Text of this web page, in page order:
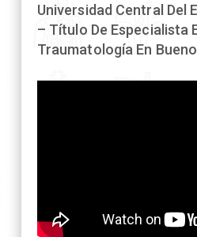
Universidad Central Del
– Título De Especialista
Traumatología En